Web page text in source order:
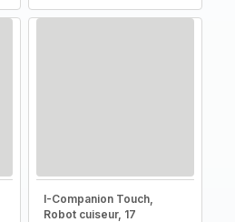
I-Companion Touch,
Robot cuiseur, 17